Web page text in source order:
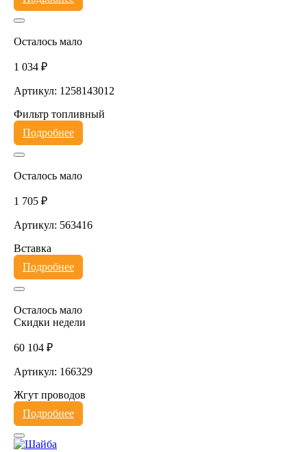
Осталось мало
1 034 ₽
Артикул: 1258143012
Фильтр топливный
Подробнее
Осталось мало
1 705 ₽
Артикул: 563416
Вставка
Подробнее
Осталось мало
Скидки недели
60 104 ₽
Артикул: 166329
Жгут проводов
Подробнее